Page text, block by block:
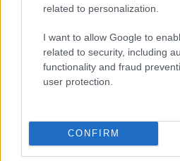
related to personalization.
I want to allow Google to
related to security, including
functionality and fraud
user protection.
CONFIRM
Incidente de fuego en la